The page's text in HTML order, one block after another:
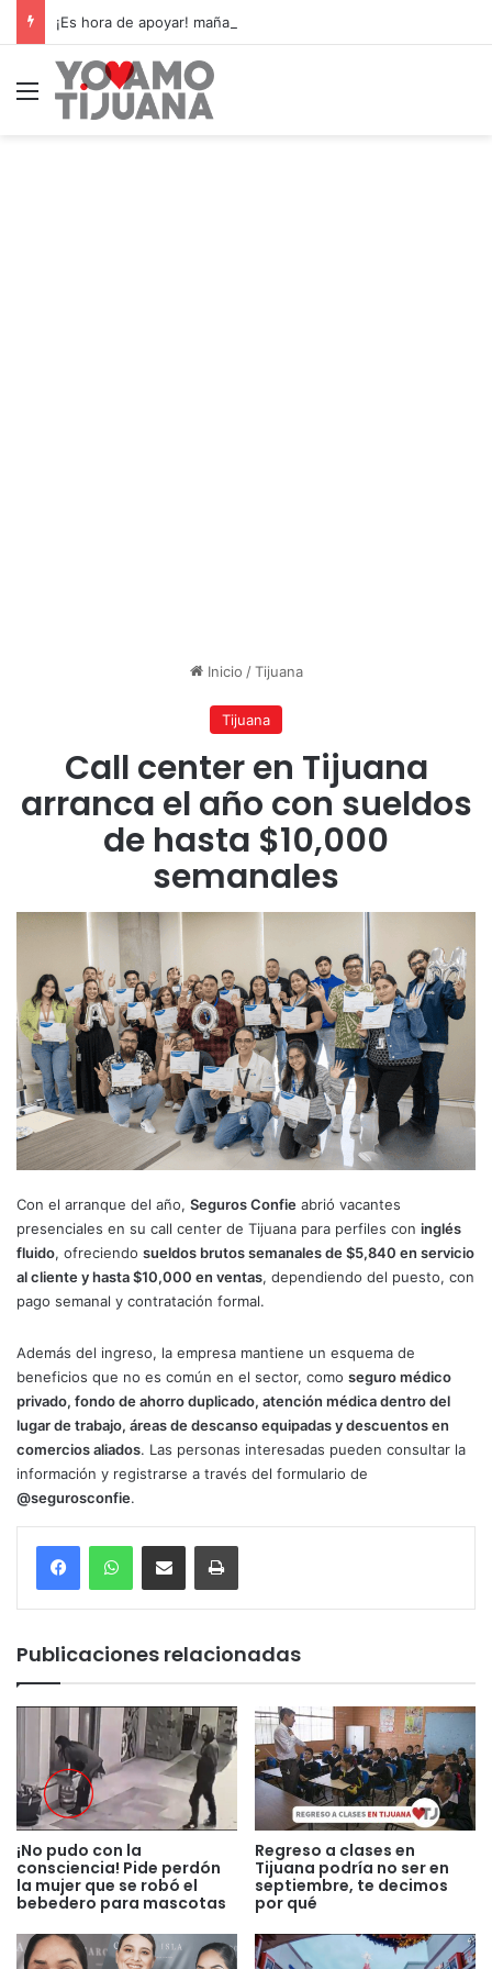
Menú
Inicio / Tijuana
Tijuana
Call center en Tijuana
arranca el año con sueldos
de hasta $10,000
semanales
Con el arranque del año, Seguros Confie abrió vacantes
presenciales en su call center de Tijuana para perfiles con inglés
fluido, ofreciendo sueldos brutos semanales de $5,840 en servicio
al cliente y hasta $10,000 en ventas, dependiendo del puesto, con
pago semanal y contratación formal.
Además del ingreso, la empresa mantiene un esquema de
beneficios que no es común en el sector, como seguro médico
privado, fondo de ahorro duplicado, atención médica dentro del
lugar de trabajo, áreas de descanso equipadas y descuentos en
comercios aliados. Las personas interesadas pueden consultar la
información y registrarse a través del formulario de
@segurosconfie.
Compartir por correo electrónicoImprimir
Publicaciones relacionadas
¡No pudo con la
consciencia! Pide perdón
la mujer que se robó el
bebedero para mascotas
Regreso a clases en
Tijuana podría no ser en
septiembre, te decimos
por qué